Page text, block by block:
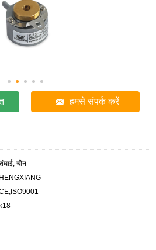
हमसे संपर्क करें
चीन
HENGXIANG